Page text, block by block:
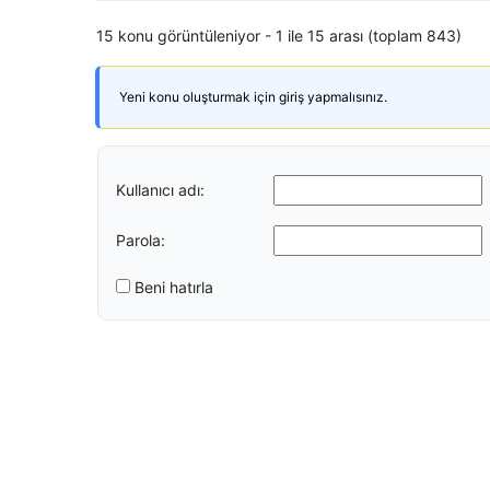
15 konu görüntüleniyor - 1 ile 15 arası (toplam 843)
Yeni konu oluşturmak için giriş yapmalısınız.
Kullanıcı adı:
Parola:
Beni hatırla